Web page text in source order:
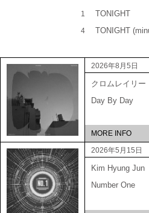
1 TONIGHT
4
TONIGHT
2026年8月5日
クロムレイリー
Day By Day
MORE INFO
2026年5月15日
Kim Hyung Jun
Number One